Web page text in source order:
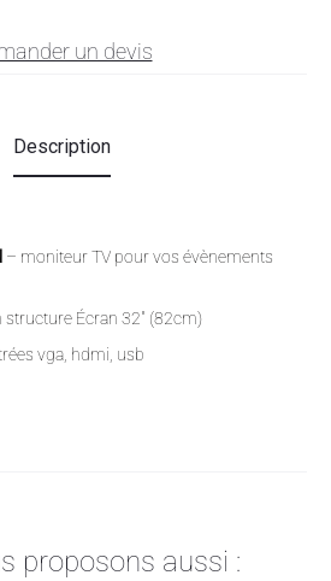
un devis
Description
– moniteur TV pour vos évènements
structure Écran 32″ (82cm)
vga, hdmi, usb
proposons aussi :